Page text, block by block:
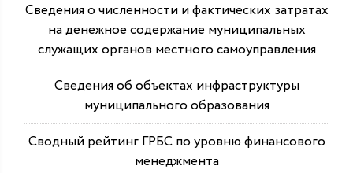
Сведения о численности и фактических затратах
на денежное содержание муниципальных
служащих органов местного самоуправления
Сведения об объектах инфраструктуры
муниципального образования
Сводный рейтинг ГРБС по уровню финансового
менеджмента